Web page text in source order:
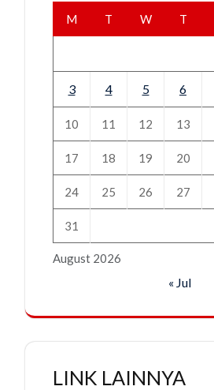
August 2026
M T W T
3 4 5 6
10 11 12 13
17 18 19 20
24 25 26 27
31
« Jul
LINK LAINNYA